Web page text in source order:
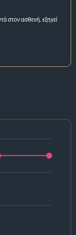
στον ασθενή, εξηγεί